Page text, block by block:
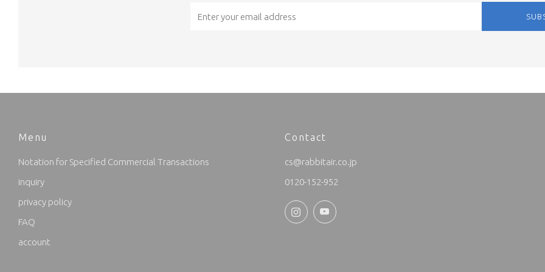
Menu
Notation for Specified Commercial Transactions
inquiry
privacy policy
FAQ
account
Contact
cs@rabbitair.co.jp
0120-152-952
InstagramYouTube